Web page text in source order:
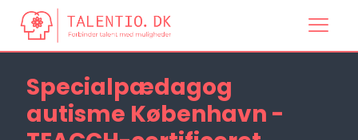
Specialpædagog
autisme København -